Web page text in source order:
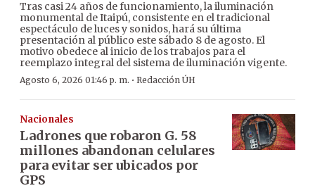
Tras casi 24 años de funcionamiento, la iluminación
monumental de Itaipú, consistente en el tradicional
espectáculo de luces y sonidos, hará su última
presentación al público este sábado 8 de agosto. El
motivo obedece al inicio de los trabajos para el
reemplazo integral del sistema de iluminación vigente.
Agosto 6, 2026 01:46 p. m. · Redacción ÚH
Nacionales
Ladrones que robaron G. 58
millones abandonan celulares
para evitar ser ubicados por
GPS